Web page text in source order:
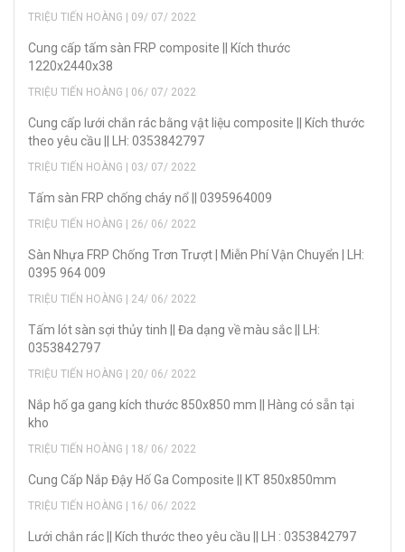
TRIỆU TIẾN HOÀNG | 09/ 07/ 2022
Cung cấp tấm sàn FRP composite || Kích thước
1220x2440x38
TRIỆU TIẾN HOÀNG | 06/ 07/ 2022
Cung cấp lưới chắn rác bằng vật liệu composite || Kích thước
theo yêu cầu || LH: 0353842797
TRIỆU TIẾN HOÀNG | 03/ 07/ 2022
Tấm sàn FRP chống cháy nổ || 0395964009
TRIỆU TIẾN HOÀNG | 26/ 06/ 2022
Sàn Nhựa FRP Chống Trơn Trượt | Miễn Phí Vận Chuyển | LH:
0395 964 009
TRIỆU TIẾN HOÀNG | 24/ 06/ 2022
Tấm lót sàn sợi thủy tinh || Đa dạng về màu sắc || LH:
0353842797
TRIỆU TIẾN HOÀNG | 20/ 06/ 2022
Nắp hố ga gang kích thước 850x850 mm || Hàng có sẵn tại
kho
TRIỆU TIẾN HOÀNG | 18/ 06/ 2022
Cung Cấp Nắp Đậy Hố Ga Composite || KT 850x850mm
TRIỆU TIẾN HOÀNG | 16/ 06/ 2022
Lưới chắn rác || Kích thước theo yêu cầu || LH : 0353842797